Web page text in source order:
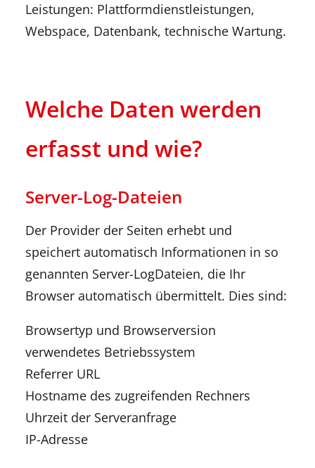
Leistungen: Plattformdienstleistungen,
Webspace, Datenbank, technische Wartung.
Welche Daten werden
erfasst und wie?
Server-Log-Dateien
Der Provider der Seiten erhebt und
speichert automatisch Informationen in so
genannten Server-LogDateien, die Ihr
Browser automatisch übermittelt. Dies sind:
Browsertyp und Browserversion
verwendetes Betriebssystem
Referrer URL
Hostname des zugreifenden Rechners
Uhrzeit der Serveranfrage
IP-Adresse